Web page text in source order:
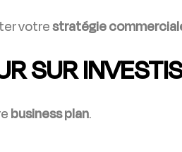
votrestratégie
SUR
business plan.